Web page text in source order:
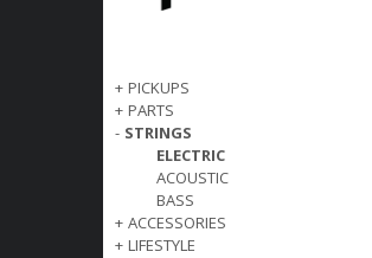
+ PICKUPS
+ PARTS
- STRINGS
ELECTRIC
ACOUSTIC
BASS
+ ACCESSORIES
+ LIFESTYLE